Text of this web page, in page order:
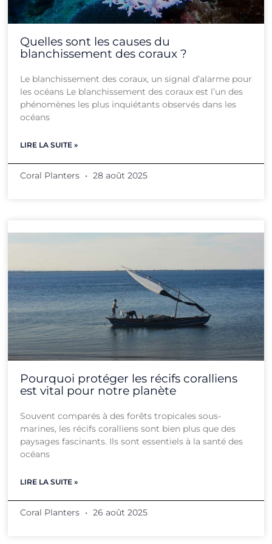
Quelles sont les causes du
blanchissement des coraux ?
Le blanchissement des coraux, un signal d’alarme pour
les océans Le blanchissement des coraux est l’un des
phénomènes les plus inquiétants observés dans les
océans
LIRE LA SUITE »
Coral Planters 28 août 2025
Pourquoi protéger les récifs coralliens
est vital pour notre planète
Souvent comparés à des forêts tropicales sous-
marines, les récifs coralliens sont bien plus que des
paysages fascinants. Ils sont essentiels à la santé des
océans
LIRE LA SUITE »
Coral Planters 26 août 2025